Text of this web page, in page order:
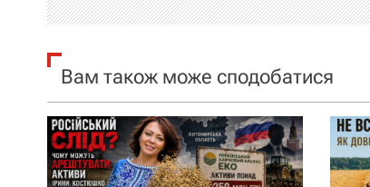
і
я
а
п
Вам також може сподобатися